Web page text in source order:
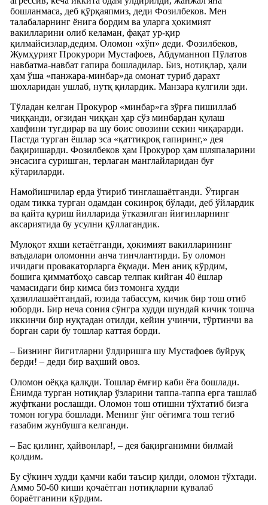
бошланмаса, деб қўрқаяпмиз, деди Фозилбеков. Мен
талабаларнинг ёнига бордим ва уларга ҳокимият
вакилларини олиб келаман, фақат ур-қир
қилмайсизлар,дедим. Оломон «хўп» деди. Фозилбеков,
Жумҳурият Прокурори Мустафоев, Абдуманноп Пўлатов
навбатма-навбат гапира бошладилар. Биз, нотиқлар, ҳали
ҳам ўша «панжара-минбар»да омонат туриб дарахт
шохларидан ушлаб, нутқ қилардик. Манзара кулгили эди.
Тўладан келган Прокурор «минбар»га зўрға пишиллаб
чиққанди, оғзидан чиққан ҳар сўз минбардан қулаш
хавфини туғдирар ва шу боис овозини секин чиқарарди.
Пастда турган ёшлар эса «қаттиқроқ гапиринг,» дея
бақиришарди. Фозилбеков ҳам Прокурор ҳам шляпаларини
энсасига суришган, терлаган манглайларидан буғ
кўтариларди.
Намойишчилар ерда ўтириб тинглашаётганди. Ўтирган
одам тикка турган одамдан сокинроқ бўлади, деб ўйлардик
ва қайта қуриш йилларида ўтказилган йиғинларнинг
аксариятида бу усулни қўллагандик.
Мулоқот яхши кетаётганди, ҳокимият вакилларининг
ваъдалари оломонни анча тинчлантирди. Бу оломон
ичидаги провакаторларга ёқмади. Мен аниқ кўрдим,
бошига қимматбоҳо савсар телпак кийган 40 ёшлар
чамасидаги бир кимса биз томонга худди
ҳазиллашаётгандай, юзида табассум, кичик бир тош отиб
юборди. Бир неча сония сўнгра худди шундай кичик тошча
иккинчи бир нуқтадан отилди, кейин учинчи, тўртинчи ва
борган сари бу тошлар каттая борди.
– Бизнинг йигитларни ўлдиришга шу Мустафоев буйруқ
берди! – деди бир ваҳший овоз.
Оломон оёққа қалқди. Тошлар ёмғир каби ёға бошлади.
Ёнимда турган нотиқлар ўзларини таппа-таппа ерга ташлаб
жуфткани рослашди. Оломон тош отишни тўхтатиб бизга
томон югура бошлади. Менинг ўнг оёғимга тош тегиб
ғазабим жунбушга келганди.
– Бас қилинг, ҳайвонлар!, – дея бақирганимни билмай
қолдим.
Бу сўкинч худди қамчи каби таъсир қилди, оломон тўхтади.
Аммо 50-60 киши қочаётган нотиқларни қувалаб
бораётганини кўрдим.